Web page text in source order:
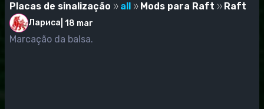
Placas de sinalização all Mods para Raft Raft
Лариса 18 mar
Marcação da balsa.